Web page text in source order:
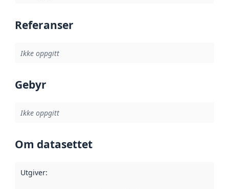
Referanser
Ikke oppgitt
Gebyr
Ikke oppgitt
Om datasettet
Utgiver: